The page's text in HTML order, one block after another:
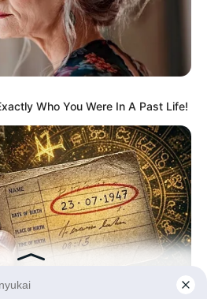
Who You Were In A Past Life!